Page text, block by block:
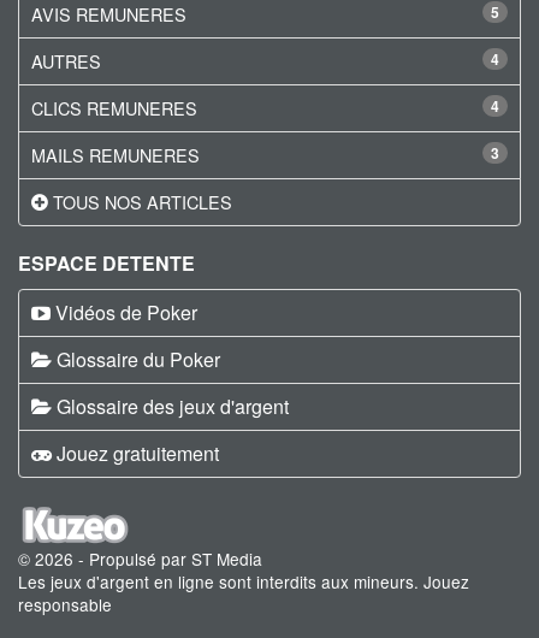
5
AVIS REMUNERES
4
AUTRES
4
CLICS REMUNERES
3
MAILS REMUNERES
TOUS NOS ARTICLES
ESPACE DETENTE
Vidéos de Poker
Glossaire du Poker
Glossaire des jeux d'argent
Jouez gratuitement
© 2026 - Propulsé par ST Media
Les jeux d'argent en ligne sont interdits aux mineurs. Jouez
responsable